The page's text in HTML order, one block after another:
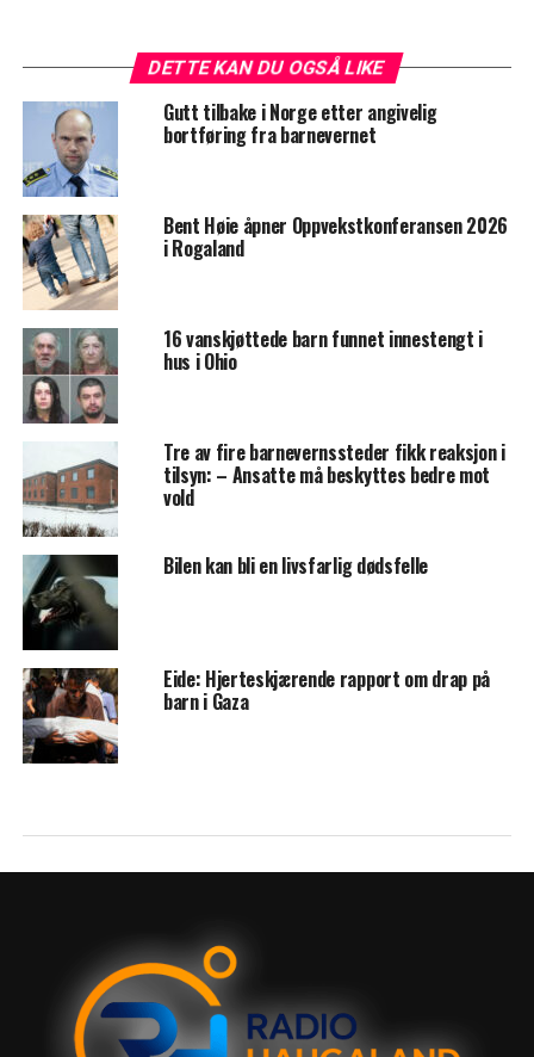
DETTE KAN DU OGSÅ LIKE
Gutt tilbake i Norge etter angivelig
bortføring fra barnevernet
Bent Høie åpner Oppvekstkonferansen 2026
i Rogaland
16 vanskjøttede barn funnet innestengt i
hus i Ohio
Tre av fire barnevernssteder fikk reaksjon i
tilsyn: – Ansatte må beskyttes bedre mot
vold
Bilen kan bli en livsfarlig dødsfelle
Eide: Hjerteskjærende rapport om drap på
barn i Gaza